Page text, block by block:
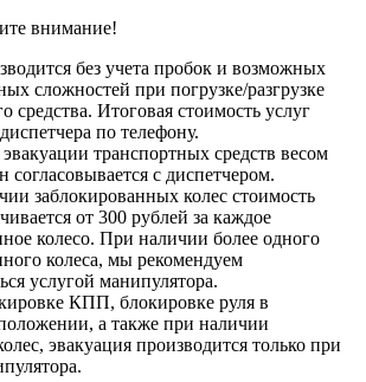
внимание!
без учета пробок и возможных
сложностей при погрузке/разгрузке
средства. Итоговая стоимость услуг
по телефону.
транспортных средств весом
согласовывается с диспетчером.
заблокированных колес стоимость
от 300 рублей за каждое
колесо. При наличии более одного
колеса, мы рекомендуем
услугой манипулятора.
КПП, блокировке руля в
а также при наличии
эвакуация производится только при